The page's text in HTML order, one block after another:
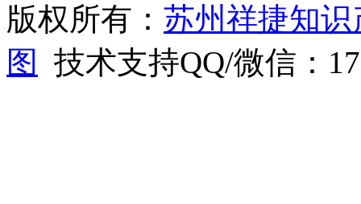
版权所有： 苏州祥捷知
图
技术支持QQ/微信：